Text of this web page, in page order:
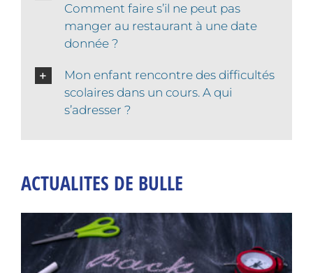
Comment faire s’il ne peut pas
manger au restaurant à une date
donnée ?
Mon enfant rencontre des difficultés
scolaires dans un cours. A qui
s’adresser ?
ACTUALITES DE BULLE